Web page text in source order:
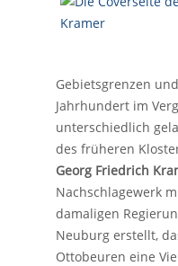
Gebietsgrenzen
Jahrhundert im
unterschiedlich
des früheren
Georg Friedrich
Nachschlagewerk
damaligen
Neuburg erstellt,
Ottobeuren eine